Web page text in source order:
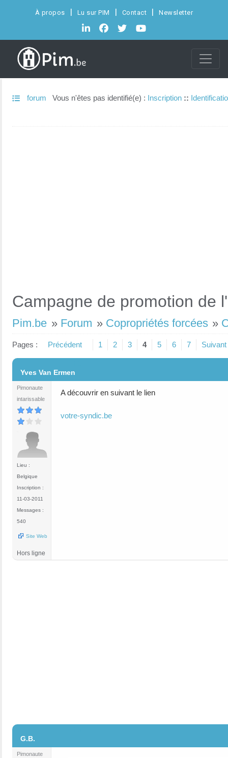
À propos Lu sur PIM Contact Newsletter
forum Vous n'êtes pas identifié(e) : Inscription ::
Campagne de promotion de
Pim.be » Forum » Copropriétés forcées »
Pages : Précédent 1 2 3 4 5 6 7 Suivant
Yves Van Ermen
Pimonaute
intarissable
Lieu :
Belgique
Inscription :
11-03-2011
Messages :
540
Site Web
A découvrir en suivant le lien
votre-syndic.be
Hors ligne
G.B.
Pimonaute